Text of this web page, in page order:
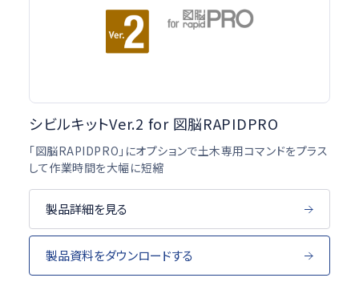
シビルキットVer.2 for 図脳RAPIDPRO
「図脳RAPIDPRO」にオプションで土木専用コマンドをプラス
して作業時間を大幅に短縮
製品詳細を見る
製品資料をダウンロードする